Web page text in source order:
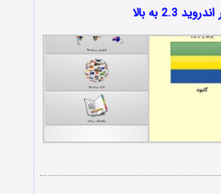
2.3 به بالا